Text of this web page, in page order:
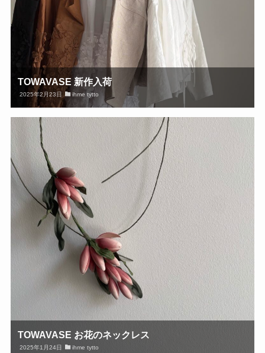
TOWAVASE 新作入荷
2025年2月23日 ihme tytto
TOWAVASE お花のネックレス
2025年1月24日 ihme tytto